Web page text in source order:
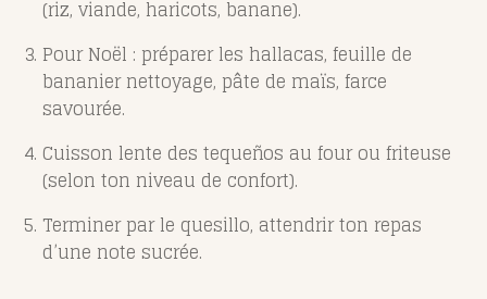
(riz, viande, haricots, banane).
Pour Noël : préparer les hallacas, feuille de
bananier nettoyage, pâte de maïs, farce
savourée.
Cuisson lente des tequeños au four ou friteuse
(selon ton niveau de confort).
Terminer par le quesillo, attendrir ton repas
d’une note sucrée.